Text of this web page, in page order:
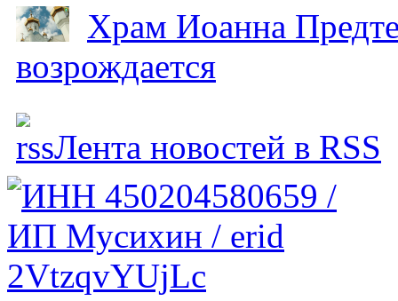
Храм Иоанна
возрождается
Лента новостей в RSS